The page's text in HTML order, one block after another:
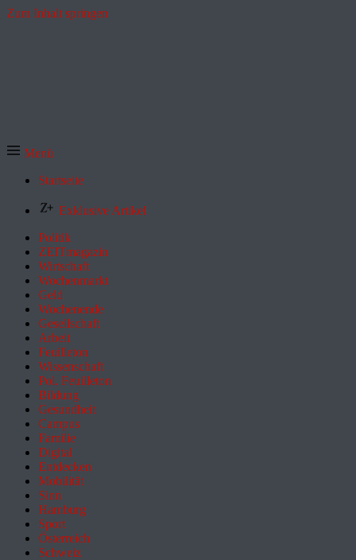
Zum Inhalt springen
Menü
Startseite
Exklusive Artikel
Politik
ZEITmagazin
Wirtschaft
Wochenmarkt
Geld
Wochenende
Gesellschaft
Arbeit
Feuilleton
Wissenschaft
Pol. Feuilleton
Bildung
Gesundheit
Campus
Familie
Digital
Entdecken
Mobilität
Sinn
Hamburg
Sport
Österreich
Schweiz